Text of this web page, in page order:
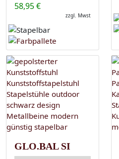
58,95 €
zzgl. Mwst
GLO.BAL SI